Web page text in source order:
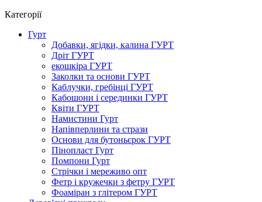
Категорії
Гурт
Добавки, ягідки, калина ГУРТ
Дріт ГУРТ
екошкіра ГУРТ
Заколки та основи ГУРТ
Каблучки, гребінці ГУРТ
Кабошони і серединки ГУРТ
Квіти ГУРТ
Намистини Гурт
Напівперлини та стрази
Основи для бутоньєрок ГУРТ
Пінопласт Гурт
Помпони Гурт
Стрічки і мереживо опт
Фетр і кружечки з фетру ГУРТ
Фоаміран з глітером ГУРТ